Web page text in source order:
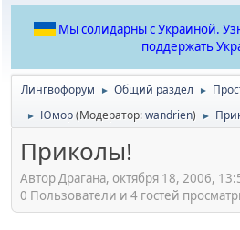
Мы солидарны с Украиной.
поддержать
Лингвофорум ► Общий раздел ►
► Юмор(Модератор:wandrien) ►
Приколы!
Автор Драгана, октября 18, 2006,
0 Пользователи и 4 гостей